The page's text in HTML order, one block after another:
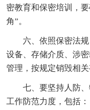
密教育和保密培训，
角”。
六、依照保密法规
设备、存储介质、涉
管理，按规定销毁相
七、要坚持人防、
工作防范力度，包括：